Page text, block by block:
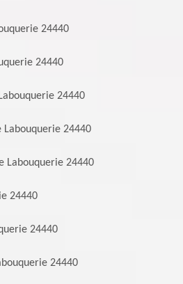
24440
24440
24440
Labouquerie 24440
Labouquerie 24440
24440
24440
24440